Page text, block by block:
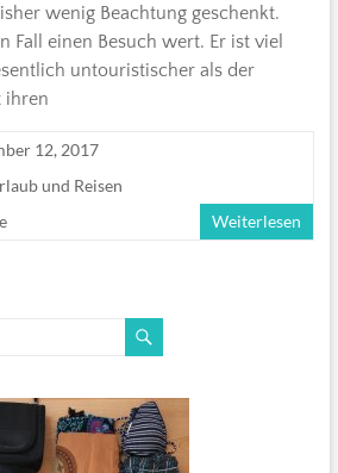
wenig Beachtung geschenkt.
Fall einen Besuch wert. Er ist viel
untouristischer als der
ihren
12, 2017
und Reisen
Weiterlesen